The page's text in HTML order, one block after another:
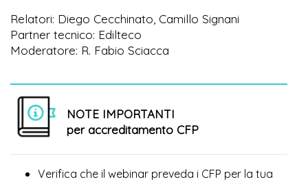
Relatori: Diego Cecchinato, Camillo Signani
Partner tecnico: Edilteco
Moderatore: R. Fabio Sciacca
NOTE IMPORTANTI
per accreditamento CFP
Verifica che il webinar preveda i CFP per la tua